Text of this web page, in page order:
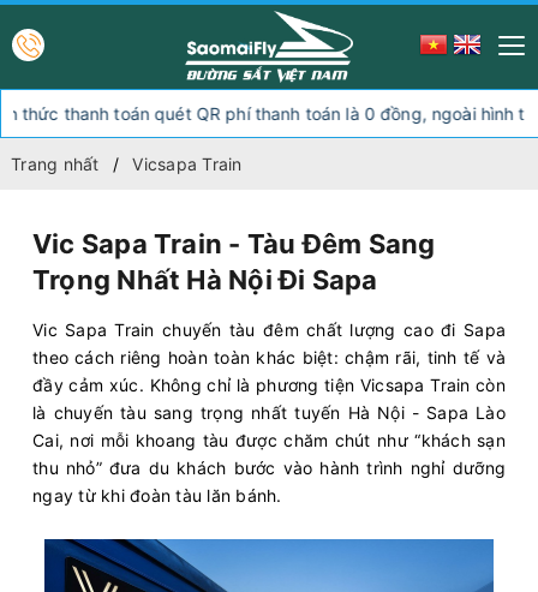
quét QR phí thanh toán là 0 đồng, ngoài hình thức thanh toán
Trang nhất Vicsapa Train
Vic Sapa Train - Tàu Đêm Sang
Trọng Nhất Hà Nội Đi Sapa
Vic Sapa Train chuyến tàu đêm chất lượng cao đi Sapa
theo cách riêng hoàn toàn khác biệt: chậm rãi, tinh tế và
đầy cảm xúc. Không chỉ là phương tiện Vicsapa Train còn
là chuyến tàu sang trọng nhất tuyến Hà Nội - Sapa Lào
Cai, nơi mỗi khoang tàu được chăm chút như “khách sạn
thu nhỏ” đưa du khách bước vào hành trình nghỉ dưỡng
ngay từ khi đoàn tàu lăn bánh.